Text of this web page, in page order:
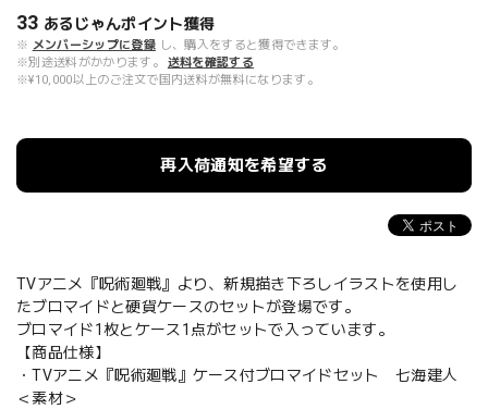
33 あるじゃんポイント獲得
※ メンバーシップに登録 し、購入をすると獲得できます。
※別途送料がかかります。
送料を確認する
※¥10,000以上のご注文で国内送料が無料になります。
再入荷通知を希望する
TVアニメ『呪術廻戦』より、新規描き下ろしイラストを使用し
たブロマイドと硬貨ケースのセットが登場です。
ブロマイド1枚とケース1点がセットで入っています。
【商品仕様】
・TVアニメ『呪術廻戦』ケース付ブロマイドセット 七海建人
＜素材＞